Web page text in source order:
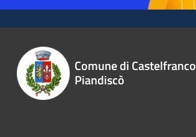
Comune di Castelfranco
Piandiscò